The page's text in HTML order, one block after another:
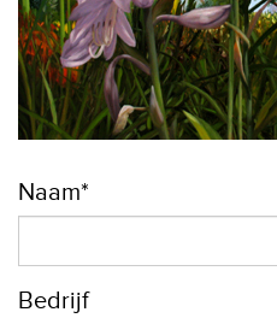
Naam*
Bedrijf